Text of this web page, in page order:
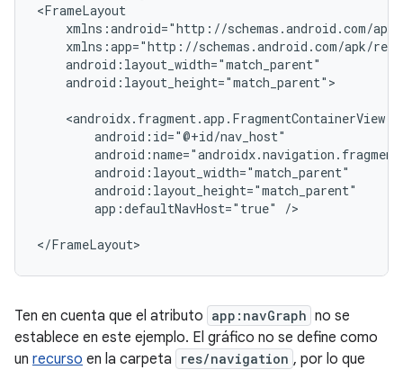
android:layout_height="match_parent">
app:defaultNavHost="true"
/>
Ten en cuenta que el atributo app:navGraph no se
establece en este ejemplo. El gráfico no se define como
un recurso en la carpeta res/navigation , por lo que